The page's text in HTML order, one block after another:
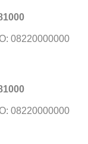
08220000000
08220000000